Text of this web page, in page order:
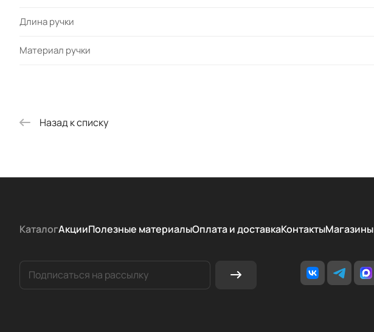
Длина ручки
Материал ручки
Назад к списку
КаталогАкцииПолезные материалыОплата и доставкаКонтактыМагазины